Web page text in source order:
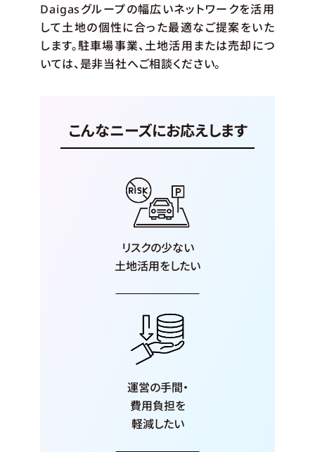
Daigasグループの幅広いネットワークを活用
して土地の個性に合った最適なご提案をいた
します。駐車場事業、土地活用または売却につ
いては、是非当社へご相談ください。
こんなニーズにお応えします
リスクの少ない
土地活用をしたい
運営の手間・
費用負担を
軽減したい